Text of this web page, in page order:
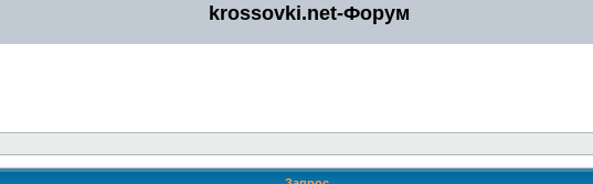
krossovki.net-Форум